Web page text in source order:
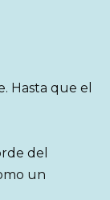
Hasta que el
del
un